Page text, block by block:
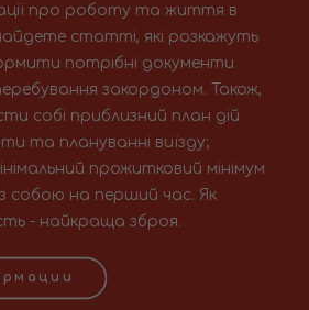
про роботу та життя в
статті, які розкажуть
потрібні документи
закордоном. Також,
собі приблизний план дій
та плануванні виїзду;
прожитковий мінімум
собою на перший час. Як
- найкраща зброя.